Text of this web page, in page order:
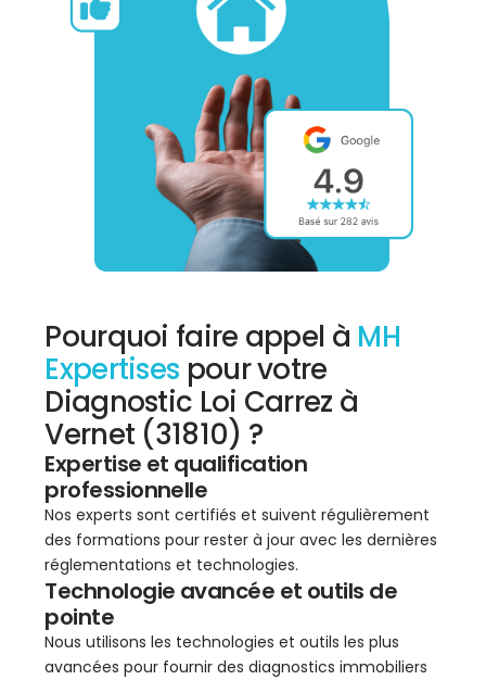
Pourquoi faire appel à MH
Expertises pour votre
Diagnostic Loi Carrez à
Vernet (31810) ?
Expertise et qualification
professionnelle
Nos experts sont certifiés et suivent régulièrement
des formations pour rester à jour avec les dernières
réglementations et technologies.
Technologie avancée et outils de
pointe
Nous utilisons les technologies et outils les plus
avancées pour fournir des diagnostics immobiliers